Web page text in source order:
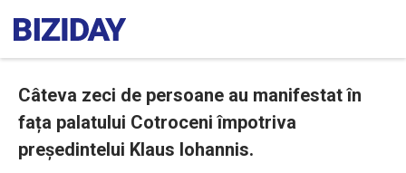
Câteva zeci de persoane au manifestat în
fața palatului Cotroceni împotriva
președintelui Klaus Iohannis.